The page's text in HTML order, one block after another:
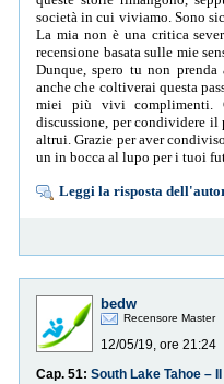
società in cui viviamo. Sono
La mia non è una critica
recensione basata sulle mie
Dunque, spero tu non prenda
anche che coltiverai questa
miei più vivi complimenti.
discussione, per condividere
altrui. Grazie per aver
un in bocca al lupo per i tuoi
Leggi la risposta
bedw
Recensore Master
12/05/19, ore 21:24
Cap. 51: South Lake Tahoe –